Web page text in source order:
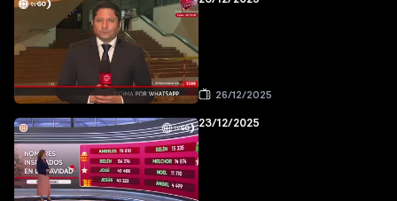
26/12/2025
23/12/2025